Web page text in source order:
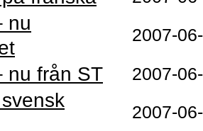
nu
2007-
nu från ST 2007-
2007-